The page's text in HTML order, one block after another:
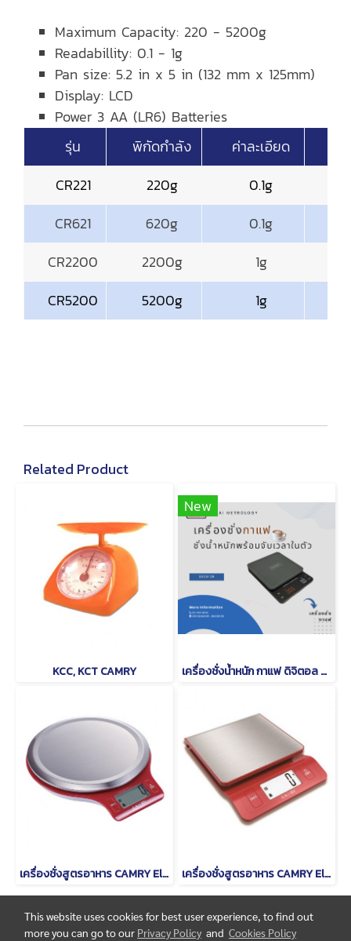
Maximum Capacity: 220 - 5200g
Readabillity: 0.1 - 1g
Pan size: 5.2 in x 5 in (132 mm x 125mm)
Display: LCD
Power 3 AA (LR6) Batteries
รุ่น
พิกัดกำลัง
ค่าละเอียด
CR221
220g
0.1g
CR621
620g
0.1g
CR2200
2200g
1g
CR5200
5200g 1g
Related Product
KCC, KCT CAMRY
New
เครื่องชั่งน้ำหนัก กาแฟ ดิจิตอล CAMRY EK 2912 R
เครื่องชั่งสูตรอาหาร CAMRY Electronic Kitchen Scale EK3211 เครื่องชั่งสูตรอาหาร CAMRY Electronic Kitchen Scale EK 3260
This website uses cookies for best user experience, to find out
more you can go to our Privacy Policy and Cookies Policy